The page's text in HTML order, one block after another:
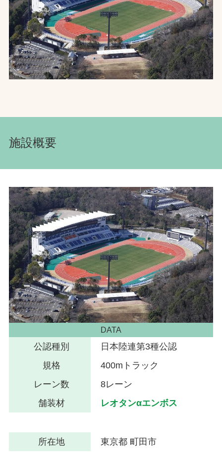
Instagram
FacebookYouTube
文字の見えづらさや操作にお困りの方へ
施設概要
DATA
公認種別
日本陸連第3種公認
規格
400mトラック
レーン数
8レーン
舗装材
レオタンαエンボス
所在地 東京都 町田市